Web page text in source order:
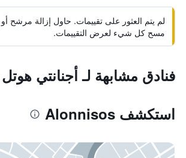
لم يتم العثور على تقييمات. حاول إزالة مرشح أو
مسح كل شيء لعرض التقييمات.
فنادق مشابهة لـ أجنانتي هوتل
استكشف Alonnisos